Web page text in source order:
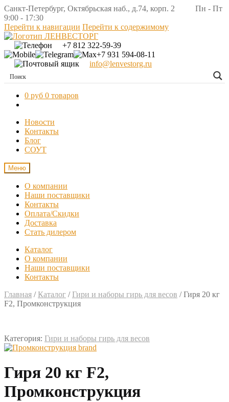
Санкт-Петербург, Октябрьская наб., д.74, корп. 2 Пн - Пт
9:00 - 17:30
Перейти к навигации Перейти к содержимому
+7 812 322-59-39
+7 931 594-08-11
info@lenvestorg.ru
0 руб 0 товаров
Новости
Контакты
Блог
СОУТ
Меню
О компании
Наши поставщики
Контакты
Оплата/Скидки
Доставка
Стать дилером
Каталог
О компании
Наши поставщики
Контакты
Главная / Каталог / Гири и наборы гирь для весов /Гиря 20 кг
F2, Промконструкция
Категория: Гири и наборы гирь для весов
Гиря 20 кг F2,
Промконструкция